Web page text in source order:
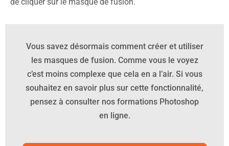
Vous savez désormais comment créer et utiliser
les masques de fusion. Comme vous le voyez
c’est moins complexe que cela en a l’air. Si vous
souhaitez en savoir plus sur cette fonctionnalité,
pensez à consulter nos formations Photoshop
en ligne.